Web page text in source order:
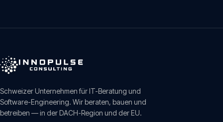
Schweizer Unternehmen für IT-Beratung und
Software-Engineering. Wir beraten, bauen und
betreiben — in der DACH-Region und der EU.